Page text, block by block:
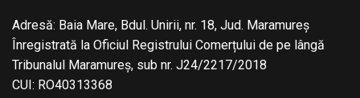
Adresă: Baia Mare, Bdul. Unirii, nr. 18, Jud. Maramureş
Înregistrată la Oficiul Registrului Comerțului de pe lângă
Tribunalul Maramureş, sub nr. J24/2217/2018
CUI: RO40313368